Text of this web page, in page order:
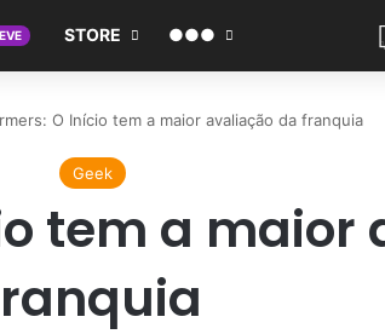
STORE ●●●
O Início tem a maior avaliação da franquia
Geek
tem a maior